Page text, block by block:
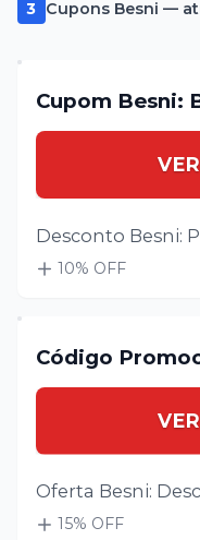
3 Cupons Besni —
Cupom Besni:
Desconto Besni:
10% OFF
Código
Oferta Besni:
15% OFF